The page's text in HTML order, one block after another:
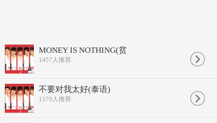
MONEY IS NOTHING(贫
1457 人推荐
不要对我太好(泰语)
1570 人推荐